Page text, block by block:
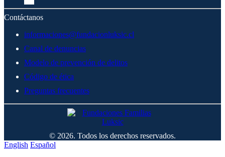
Contáctanos
informaciones@fundacionluksic.cl
Canal de denuncias
Modelo de prevención de delitos
Código de ética
Preguntas frecuentes
© 2026. Todos los derechos reservados.
English Español